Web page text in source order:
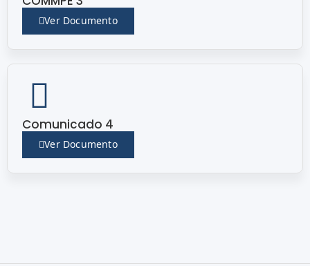
Ver Documento
Comunicado 4
Ver Documento